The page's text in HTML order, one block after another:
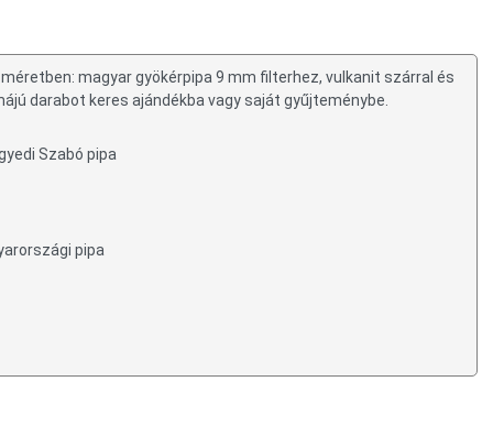
magyar gyökérpipa 9 mm filterhez, vulkanit szárral és
darabot keres ajándékba vagy saját gyűjteménybe.
Szabó pipa
pipa